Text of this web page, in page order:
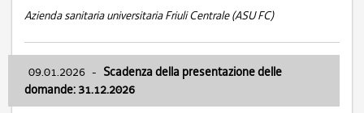
Azienda sanitaria universitaria Friuli Centrale (ASU FC)
09.01.2026 - Scadenza della presentazione delle
domande: 31.12.2026